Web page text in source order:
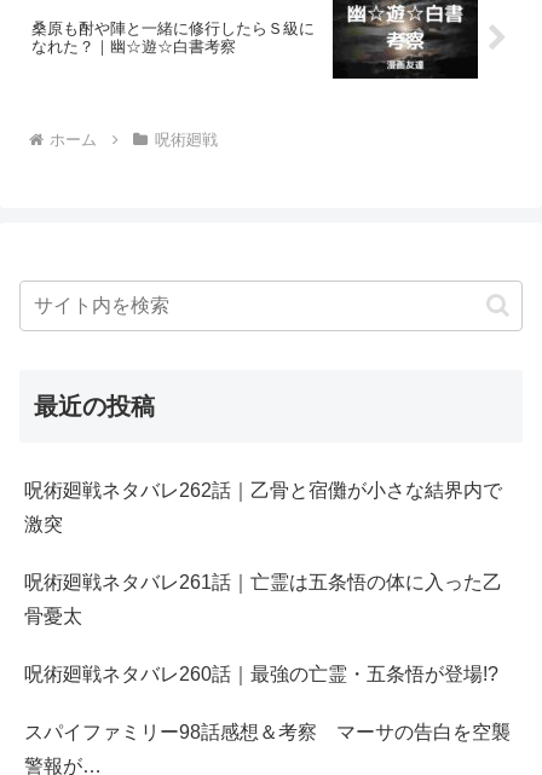
桑原も酎や陣と一緒に修行したらＳ級に
なれた？｜幽☆遊☆白書考察
ホーム 呪術廻戦
最近の投稿
呪術廻戦ネタバレ262話｜乙骨と宿儺が小さな結界内で
激突
呪術廻戦ネタバレ261話｜亡霊は五条悟の体に入った乙
骨憂太
呪術廻戦ネタバレ260話｜最強の亡霊・五条悟が登場!?
スパイファミリー98話感想＆考察 マーサの告白を空襲
警報が…